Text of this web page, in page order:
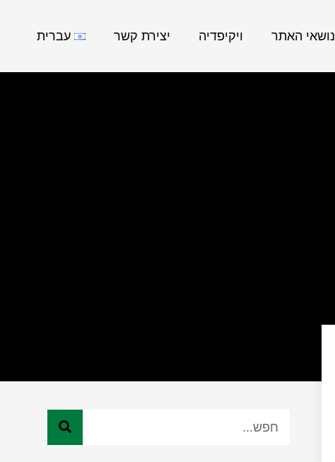
נושאי האתר ויקיפדיה יצירת קשר עברית